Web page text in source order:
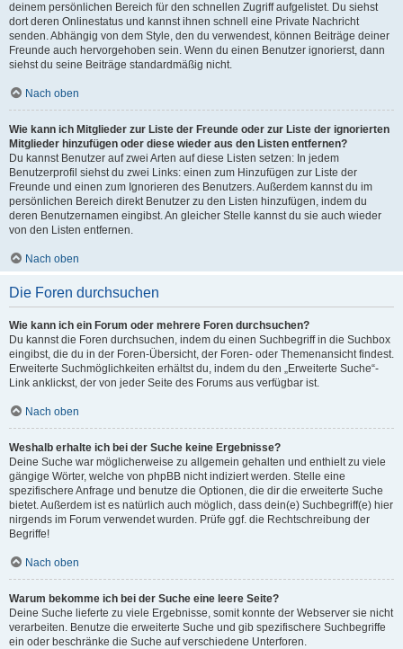
deinem persönlichen Bereich für den schnellen Zugriff aufgelistet. Du siehst
dort deren Onlinestatus und kannst ihnen schnell eine Private Nachricht
senden. Abhängig von dem Style, den du verwendest, können Beiträge deiner
Freunde auch hervorgehoben sein. Wenn du einen Benutzer ignorierst, dann
siehst du seine Beiträge standardmäßig nicht.
Nach oben
Wie kann ich Mitglieder zur Liste der Freunde oder zur Liste der ignorierten
Mitglieder hinzufügen oder diese wieder aus den Listen entfernen?
Du kannst Benutzer auf zwei Arten auf diese Listen setzen: In jedem
Benutzerprofil siehst du zwei Links: einen zum Hinzufügen zur Liste der
Freunde und einen zum Ignorieren des Benutzers. Außerdem kannst du im
persönlichen Bereich direkt Benutzer zu den Listen hinzufügen, indem du
deren Benutzernamen eingibst. An gleicher Stelle kannst du sie auch wieder
von den Listen entfernen.
Nach oben
Die Foren durchsuchen
Wie kann ich ein Forum oder mehrere Foren durchsuchen?
Du kannst die Foren durchsuchen, indem du einen Suchbegriff in die Suchbox
eingibst, die du in der Foren-Übersicht, der Foren- oder Themenansicht findest.
Erweiterte Suchmöglichkeiten erhältst du, indem du den „Erweiterte Suche“-
Link anklickst, der von jeder Seite des Forums aus verfügbar ist.
Nach oben
Weshalb erhalte ich bei der Suche keine Ergebnisse?
Deine Suche war möglicherweise zu allgemein gehalten und enthielt zu viele
gängige Wörter, welche von phpBB nicht indiziert werden. Stelle eine
spezifischere Anfrage und benutze die Optionen, die dir die erweiterte Suche
bietet. Außerdem ist es natürlich auch möglich, dass dein(e) Suchbegriff(e) hier
nirgends im Forum verwendet wurden. Prüfe ggf. die Rechtschreibung der
Begriffe!
Nach oben
Warum bekomme ich bei der Suche eine leere Seite?
Deine Suche lieferte zu viele Ergebnisse, somit konnte der Webserver sie nicht
verarbeiten. Benutze die erweiterte Suche und gib spezifischere Suchbegriffe
ein oder beschränke die Suche auf verschiedene Unterforen.